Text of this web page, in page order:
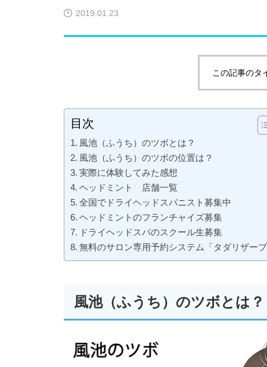
2019.01.23
この記事のタ
目次
風池（ふうち）のツボとは？
風池（ふうち）のツボの位置は？
実際に体験してみた感想
ヘッドミント 店舗一覧
全国でドライヘッドスパニスト募集中
ヘッドミントのフランチャイズ募集
ドライヘッドスパのスクール生募集
無料のサロン専用予約システム「タダリザー
風池（ふうち）のツボとは？